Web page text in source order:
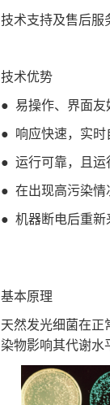
技术支持及售后服
技术优势
● 易操作、界面友
● 响应快速，实时
● 运行可靠，且运
● 在出现高污染情
● 机器断电后重新
基本原理
天然发光细菌在正
染物影响其代谢水